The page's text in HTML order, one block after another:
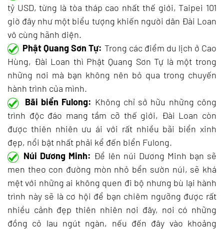
tỷ USD, từng là tòa tháp cao nhất thế giới, Taipei 101
giờ đây như một biểu tượng khiến người dân Đài Loan
vô cùng hãnh diện.
Phật Quang Sơn Tự: Trong các điểm du lịch ở Cao
Hùng, Đài Loan thì Phật Quang Sơn Tự là một trong
những nơi mà bạn không nên bỏ qua trong chuyến
hành trình của mình.
Bãi biển Fulong: Không chỉ sở hữu những công
trình độc đáo mang tầm cỡ thế giới, Đài Loan còn
được thiên nhiên ưu ái với rất nhiều bãi biển xinh
đẹp, nổi bật nhất phải kể đến biển Fulong.
Núi Dương Minh: Để lên núi Dương Minh bạn sẽ
men theo con đường mòn nhỏ bển sườn núi, sẽ khá
mệt với những ai không quen đi bộ nhưng bù lại hành
trình này sẽ là cơ hội để bạn chiêm ngưỡng được rất
nhiều cảnh đẹp thiên nhiên nơi đây, nơi có những
đồng cỏ lau ngút ngàn, nếu đến đây vào khoảng